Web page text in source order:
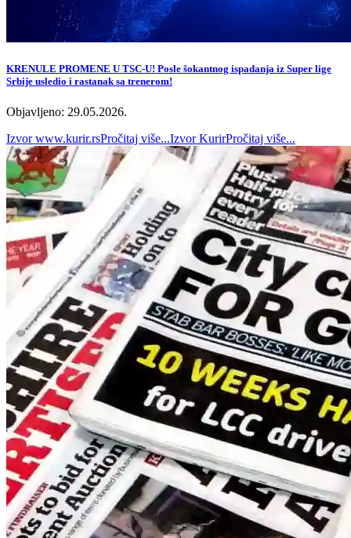
KRENULE PROMENE U TSC-U! Posle šokantnog ispadanja iz Super lige
Srbije usledio i rastanak sa trenerom!
Objavljeno: 29.05.2026.
Izvorwww.kurir.rsPročitaj više...IzvorKurirPročitaj više...